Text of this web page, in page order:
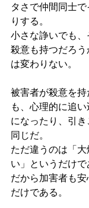
タさで仲間同士
りする。
小さな諍いでも
殺意も持つだろ
は変わりない。
被害者が殺意を
も、心理的に追
になったり、引
同じだ。
ただ違うのは「
い」というだけで
だから加害者も
だけである。